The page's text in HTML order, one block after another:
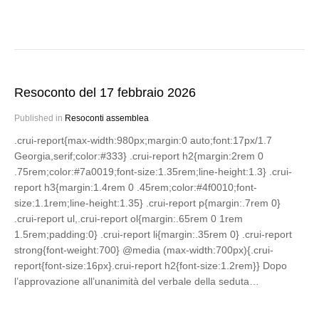
Resoconto del 17 febbraio 2026
Published in Resoconti assemblea
.crui-report{max-width:980px;margin:0 auto;font:17px/1.7
Georgia,serif;color:#333} .crui-report h2{margin:2rem 0
.75rem;color:#7a0019;font-size:1.35rem;line-height:1.3} .crui-
report h3{margin:1.4rem 0 .45rem;color:#4f0010;font-
size:1.1rem;line-height:1.35} .crui-report p{margin:.7rem 0}
.crui-report ul,.crui-report ol{margin:.65rem 0 1rem
1.5rem;padding:0} .crui-report li{margin:.35rem 0} .crui-report
strong{font-weight:700} @media (max-width:700px){.crui-
report{font-size:16px}.crui-report h2{font-size:1.2rem}} Dopo
l’approvazione all’unanimità del verbale della seduta…